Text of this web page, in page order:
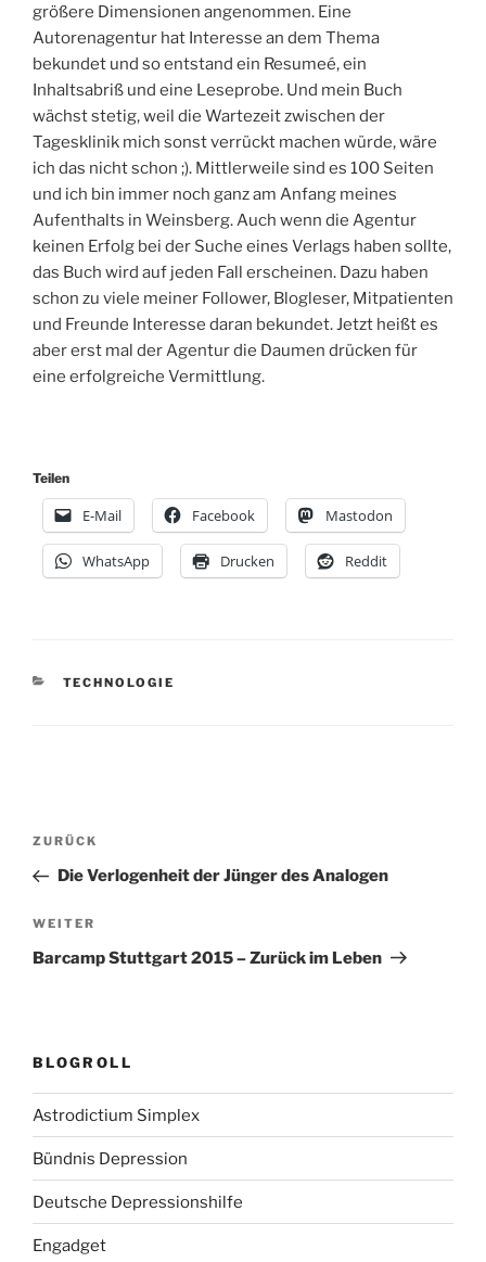
größere Dimensionen angenommen. Eine
Autorenagentur hat Interesse an dem Thema
bekundet und so entstand ein Resumeé, ein
Inhaltsabriß und eine Leseprobe. Und mein Buch
wächst stetig, weil die Wartezeit zwischen der
Tagesklinik mich sonst verrückt machen würde, wäre
ich das nicht schon ;). Mittlerweile sind es 100 Seiten
und ich bin immer noch ganz am Anfang meines
Aufenthalts in Weinsberg. Auch wenn die Agentur
keinen Erfolg bei der Suche eines Verlags haben sollte,
das Buch wird auf jeden Fall erscheinen. Dazu haben
schon zu viele meiner Follower, Blogleser, Mitpatienten
und Freunde Interesse daran bekundet. Jetzt heißt es
aber erst mal der Agentur die Daumen drücken für
eine erfolgreiche Vermittlung.
Teilen
E-Mail Facebook Mastodon
WhatsApp Drucken Reddit
KATEGORIEN
TECHNOLOGIE
Beitragsnavigation
Vorheriger
Beitrag
ZURÜCK
Die Verlogenheit der Jünger des Analogen
Nächster
Beitrag
WEITER
Barcamp Stuttgart 2015 – Zurück im Leben
BLOGROLL
Astrodictium Simplex
Bündnis Depression
Deutsche Depressionshilfe
Engadget